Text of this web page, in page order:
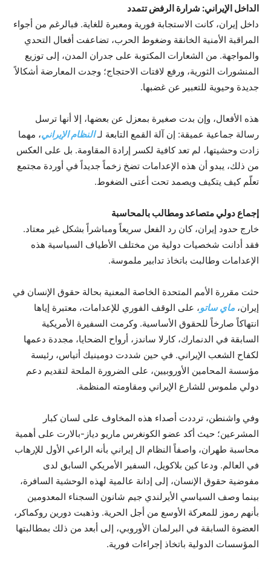
الداخل الإيراني: شرارة الرفض تتمدد
داخل إيران، كانت الاستجابة فورية ومعبرة للغاية. فبالرغم من أجواء
المراقبة الأمنية الخانقة وضغوط الحرب، تضاعفت أفعال التحدي
والمواجهة. من الشعارات المكتوبة على جدران المدن، إلى توزيع
المنشورات الثورية، ورفع لافتات الاحتجاج؛ وجدت المعارضة أشكالاً
جديدة وحيوية للتعبير عن غضبها.
هذه الأفعال، وإن بدت صغيرة بمعزل عن بعضها، إلا أنها ترسل
رسالة جماعية عميقة: إن آلة القمع التابعة لـالنظام الإيراني، مهما
زادت وحشيتها، لم تعد كافية لكسر إرادة المقاومة. بل على العكس
من ذلك، يبدو أن هذه الإعدامات تضخ زخماً جديداً في أوردة مجتمع
تعلّم كيف يتكيف ويصمد تحت أعتى الضغوط.
إجماع دولي متصاعد ومطالب بالمحاسبة
خارج حدود إيران، كان رد الفعل سريعاً ومباشراً بشكل غير معتاد.
فقد أدانت شخصيات دولية من مختلف الأطياف السياسية هذه
الإعدامات وطالبت باتخاذ تدابير ملموسة.
حثت مقررة الأمم المتحدة الخاصة المعنية بحالة حقوق الإنسان في
إيران، ماي ساتو، على الوقف الفوري للإعدامات، معتبرة إياها
انتهاكاً صارخاً للحقوق الأساسية. وكرمت السفيرة الأمريكية
السابقة في الدنمارك، كارلا ساندز، أرواح الضحايا، مجددة دعمها
لكفاح الشعب الإيراني. في حين شددت دومينيك أتياس، رئيسة
مؤسسة المحامين الأوروبيين، على الضرورة الملحة لتقديم دعم
دولي ملموس للشارع الإيراني ومقاومته المنظمة.
وفي واشنطن، ترددت أصداء هذه المخاوف على لسان كبار
المشرعين؛ حيث أكد عضو الكونغرس ماريو دياز-بالارت على أهمية
محاسبة طهران، واصفاً النظام ال إيراني بأنه الراعي الأول للإرهاب
في العالم. ودعا كين بلاكويل، السفير الأمريكي السابق لدى
مفوضية حقوق الإنسان، إلى إدانة عالمية لهذه الوحشية السافرة،
بينما وصف السياسي الأيرلندي جيم شانون السجناء المعدومين
بأنهم رموز للمعركة الأوسع من أجل الحرية. وذهبت دورين روكماكر،
العضوة السابقة في البرلمان الأوروبي، إلى أبعد من ذلك بمطالبتها
المؤسسات الدولية باتخاذ إجراءات فورية.